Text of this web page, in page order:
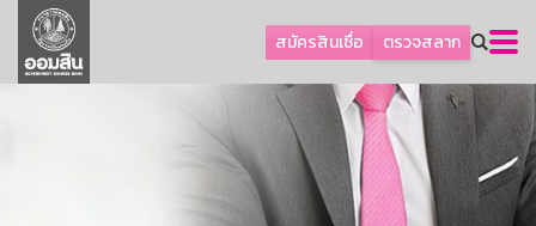
สมัครสินเชื่อ ตรวจสลาก
ลูกค้าธุรกิจ
ลูกค้าผู้ประกอบรายย่อย